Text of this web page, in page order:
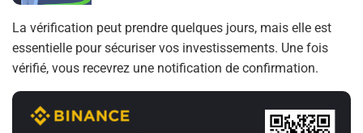
La vérification peut prendre quelques jours, mais elle est
essentielle pour sécuriser vos investissements. Une fois
vérifié, vous recevrez une notification de confirmation.